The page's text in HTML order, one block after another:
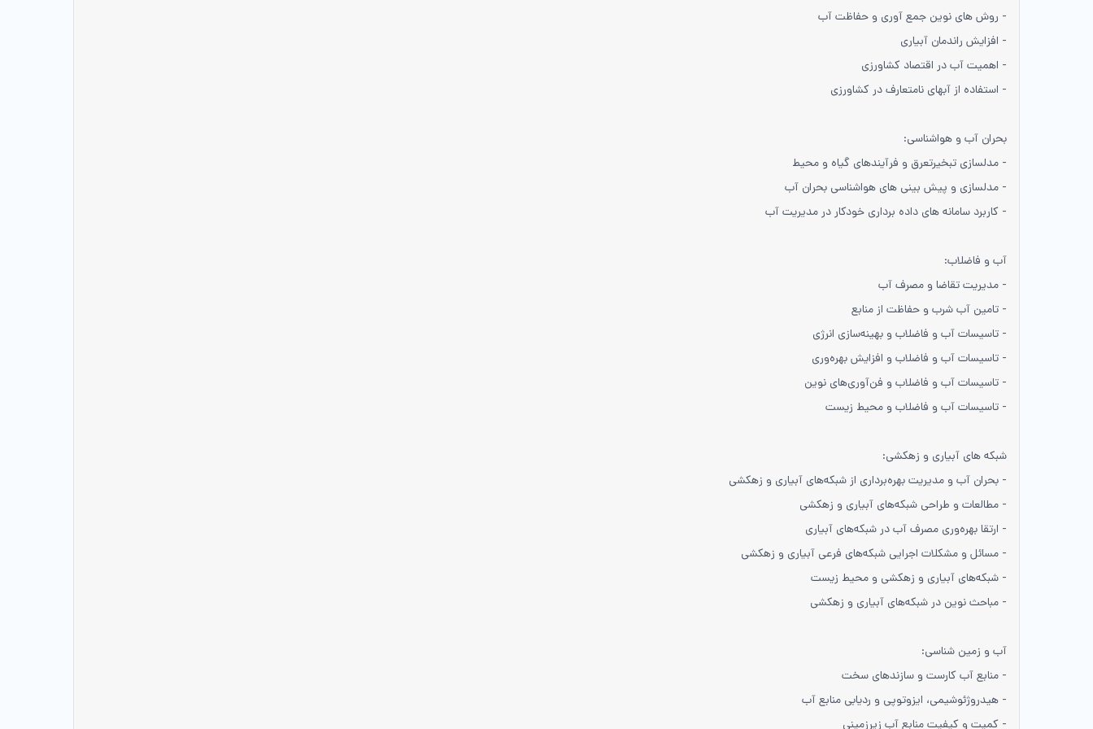
- روش های نوین جمع آوری و حفاظت آب
- افزایش راندمان آبیاری
- اهمیت آب در اقتصاد کشاورزی
- استفاده از آبهای نامتعارف در کشاورزی
بحران آب و هواشناسی:
- مدلسازی تبخیرتعرق و فرآیندهای گیاه و محیط
- مدلسازی و پیش بینی های هواشناسی بحران آب
- کاربرد سامانه های داده برداری خودکار در مدیریت آب
آب و فاضلاب:
- مدیریت تقاضا و مصرف آب
- تامین آب شرب و حفاظت از منابع
- تاسیسات آب و فاضلاب و بهینه‌سازی انرژی
- تاسیسات آب و فاضلاب و افزایش بهره‌وری
- تاسیسات آب و فاضلاب و فن‌آوری‌های نوین
- تاسیسات آب و فاضلاب و محیط‌ زیست
شبکه های آبیاری و زهکشی:
- بحران آب و مدیریت بهره‌برداری از شبکه­‌های آبیاری و زهکشی
- مطالعات و طراحی شبکه‌های آبیاری و زهکشی
- ارتقا بهره‌­وری مصرف آب در شبکه­‌های آبیاری
- مسائل و مشکلات اجرایی شبکه­‌های فرعی آبیاری و زهکشی
- شبکه‌های آبیاری و زهکشی و محیط زیست
- مباحث نوین در شبکه‌های آبیاری و زهکشی
آب و زمین شناسی:
- منابع آب کارست و سازندهای سخت
- هیدروژئوشیمی، ایزوتوپی و ردیابی منابع آب
- کمیت و کیفیت منابع آب زیرزمینی